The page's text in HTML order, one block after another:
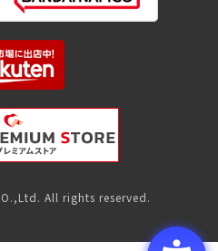
All rights reserved.